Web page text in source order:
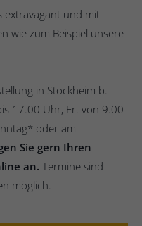
extravagant und mit
wie zum Beispiel unsere
in Stockheim b.
17.00 Uhr, Fr. von 9.00
oder am
Sie gern Ihren
an. Termine sind
möglich.